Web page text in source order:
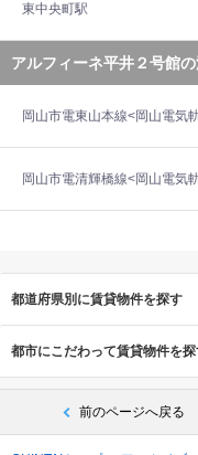
東中央町駅
アルフィーネ平井２号館
岡山市電東山本線<岡山電気
岡山市電清輝橋線<岡山電気
都道府県別に賃貸物件を探す
都市にこだわって賃貸物件を
前のページへ戻る